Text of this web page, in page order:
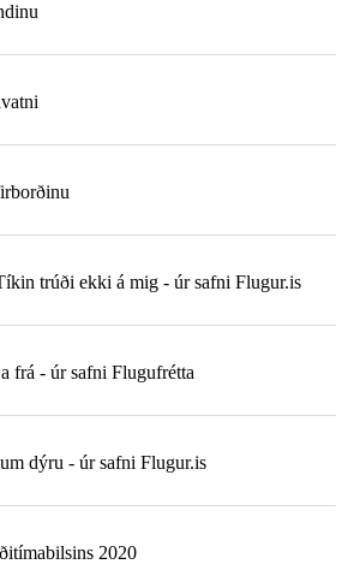
trúði ekki á mig - úr safni Flugur.is
frá - úr safni Flugufrétta
dýru - úr safni Flugur.is
2020